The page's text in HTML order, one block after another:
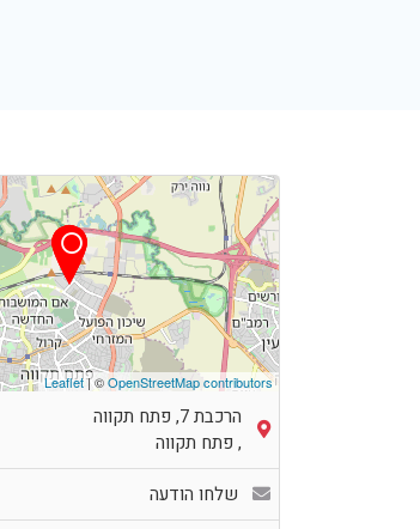
Leaflet| ©OpenStreetMap contributors
הרכבת 7, פתח תקווה
, פתח תקווה
שלחו הודעה